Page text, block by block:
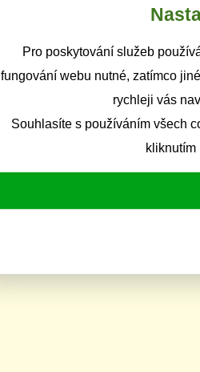
Pro poskytování služeb
fungování webu nutné, zatímco
rychleji vás
Souhlasíte s používáním všech
kliknutím